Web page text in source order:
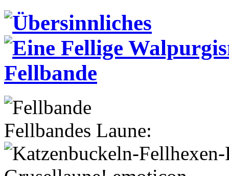
Fellbandes Laune: